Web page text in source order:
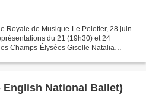
Royale de Musique-Le Peletier, 28 juin
du 21 (19h30) et 24
Champs-Élysées Giselle Natalia
National Ballet)